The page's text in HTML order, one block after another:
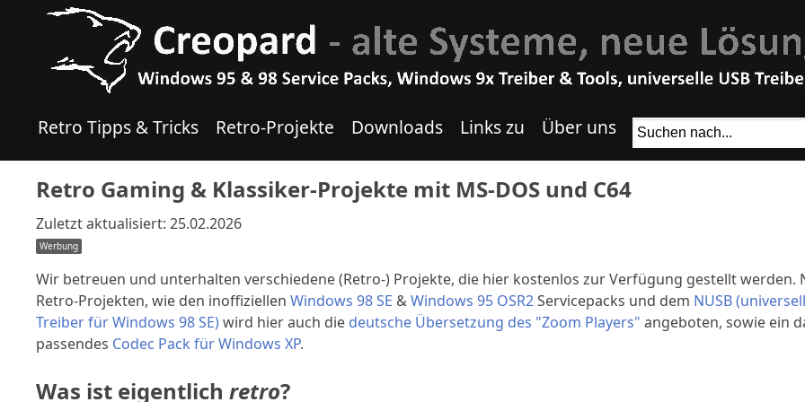
Retro Tipps & Tricks Retro-Projekte Downloads Links zu Über uns
Retro Gaming & Klassiker-Projekte mit MS-DOS und C64
Zuletzt aktualisiert: 25.02.2026
Wir betreuen und unterhalten verschiedene (Retro-) Projekte, die hier kostenlos zur Verfügung gestellt werden.
Retro-Projekten, wie den inoffiziellen Windows 98 SE &Windows 95 OSR2Servicepacks und dem NUSB
Treiber für Windows 98 SE)wird hier auch die deutsche Übersetzung des "Zoom Players" angeboten, sowie ein
passendes Codec Pack für Windows XP.
Was ist eigentlich retro?